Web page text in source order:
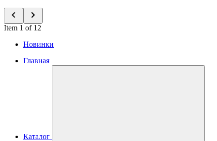
Item 1 of 12
Новинки
Главная
Каталог